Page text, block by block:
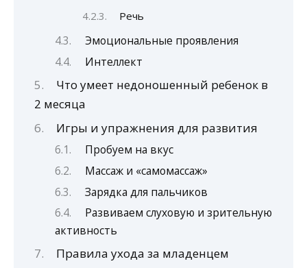
Речь
Эмоциональные проявления
Интеллект
Что умеет недоношенный ребенок в
2 месяца
Игры и упражнения для развития
Пробуем на вкус
Массаж и «самомассаж»
Зарядка для пальчиков
Развиваем слуховую и зрительную
активность
Правила ухода за младенцем